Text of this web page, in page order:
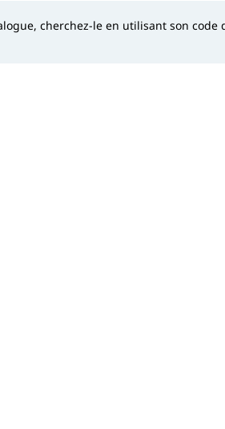
cherchez-le en utilisant son